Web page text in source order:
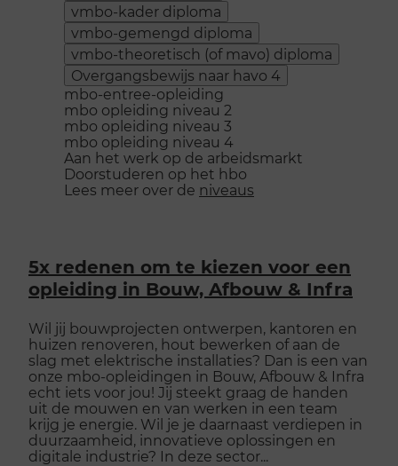
vmbo-kader diploma
vmbo-gemengd diploma
vmbo-theoretisch (of mavo) diploma
Overgangsbewijs naar havo 4
mbo-entree-opleiding
mbo opleiding niveau 2
mbo opleiding niveau 3
mbo opleiding niveau 4
Aan het werk op de arbeidsmarkt
Doorstuderen op het hbo
Lees meer over de niveaus
5x redenen om te kiezen voor een
opleiding in Bouw, Afbouw & Infra
Wil jij bouwprojecten ontwerpen, kantoren en
huizen renoveren, hout bewerken of aan de
slag met elektrische installaties? Dan is een van
onze mbo-opleidingen in Bouw, Afbouw & Infra
echt iets voor jou! Jij steekt graag de handen
uit de mouwen en van werken in een team
krijg je energie. Wil je je daarnaast verdiepen in
duurzaamheid, innovatieve oplossingen en
digitale industrie? In deze sector...